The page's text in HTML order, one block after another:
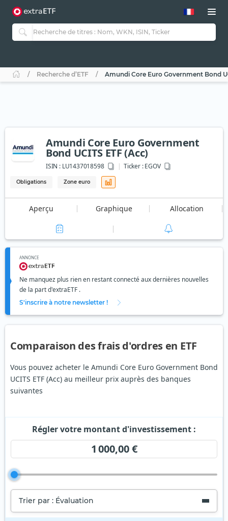
Recherche d’ETF Amundi Core Euro Government Bond
Amundi Core Euro Government
Bond UCITS ETF (Acc)
ISIN :LU1437018598 Ticker :EGOV
Obligations Zone euro
Aperçu Graphique Allocation
ANNONCE
Ne manquez plus rien en restant connecté aux dernières nouvelles
de la part d'extraETF .
S'inscrire à notre newsletter !
Comparaison des frais d'ordres en ETF
Vous pouvez acheter le Amundi Core Euro Government Bond
UCITS ETF (Acc) au meilleur prix auprès des banques
suivantes
Régler votre montant d'investissement :
1 000,00 €
Trier par : Évaluation